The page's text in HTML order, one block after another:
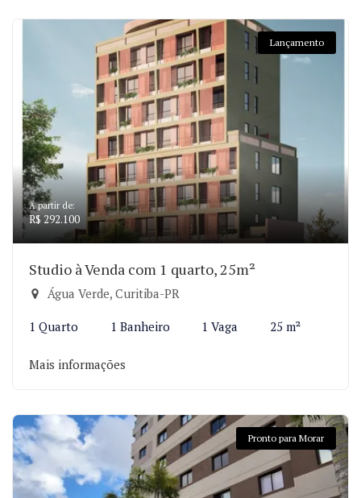
Lançamento
A partir de:
R$ 292.100
Studio à Venda com 1 quarto, 25m²
Água Verde, Curitiba-PR
1 Quarto 1 Banheiro 1 Vaga 25 m²
Mais informações
Pronto para Morar